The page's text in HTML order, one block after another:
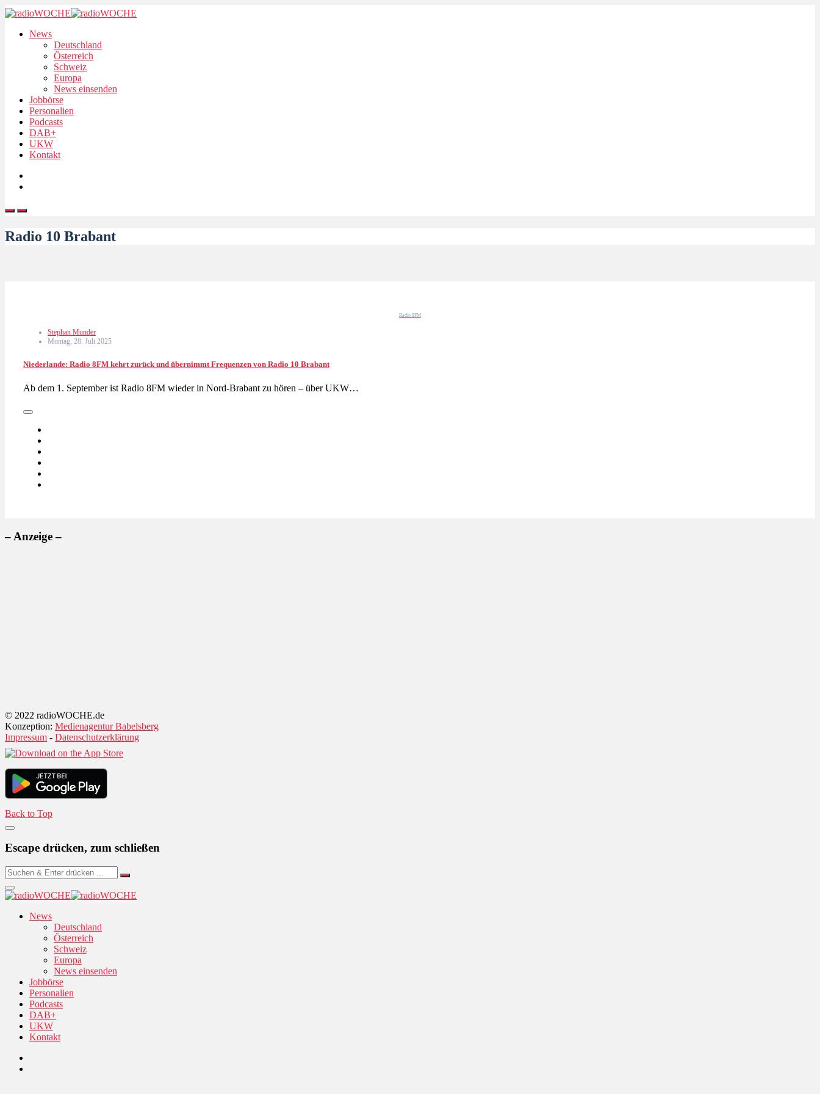
News
Deutschland
Österreich
Schweiz
Europa
News einsenden
Jobbörse
Personalien
Podcasts
DAB+
UKW
Kontakt
Radio 10 Brabant
Radio 8FM
Stephan Munder
Montag, 28. Juli 2025
Niederlande: Radio 8FM kehrt zurück und übernimmt Frequenzen von Radio 10 Brabant
Ab dem 1. September ist Radio 8FM wieder in Nord-Brabant zu hören – über UKW…
– Anzeige –
© 2022 radioWOCHE.de
Konzeption: Medienagentur Babelsberg
Impressum - Datenschutzerklärung
Back to Top
Escape drücken, zum schließen
News
Deutschland
Österreich
Schweiz
Europa
News einsenden
Jobbörse
Personalien
Podcasts
DAB+
UKW
Kontakt